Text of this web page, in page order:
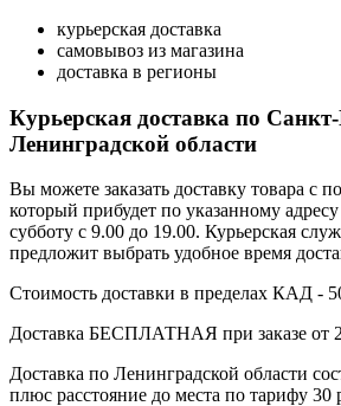
курьерская доставка
самовывоз из магазина
доставка в регионы
Курьерская доставка по
Ленинградской области
Вы можете заказать доставку товара с
который прибудет по указанному
субботу с 9.00 до 19.00. Курьерская
предложит выбрать удобное время
Стоимость доставки в пределах КАД -
Доставка БЕСПЛАТНАЯ при заказе от
Доставка по Ленинградской области
плюс расстояние до места по тарифу 30